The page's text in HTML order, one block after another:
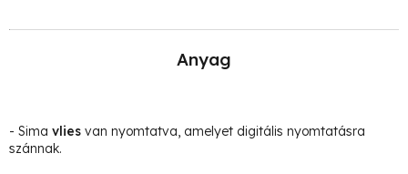
Anyag
- Sima vlies van nyomtatva, amelyet digitális nyomtatásra
szánnak.